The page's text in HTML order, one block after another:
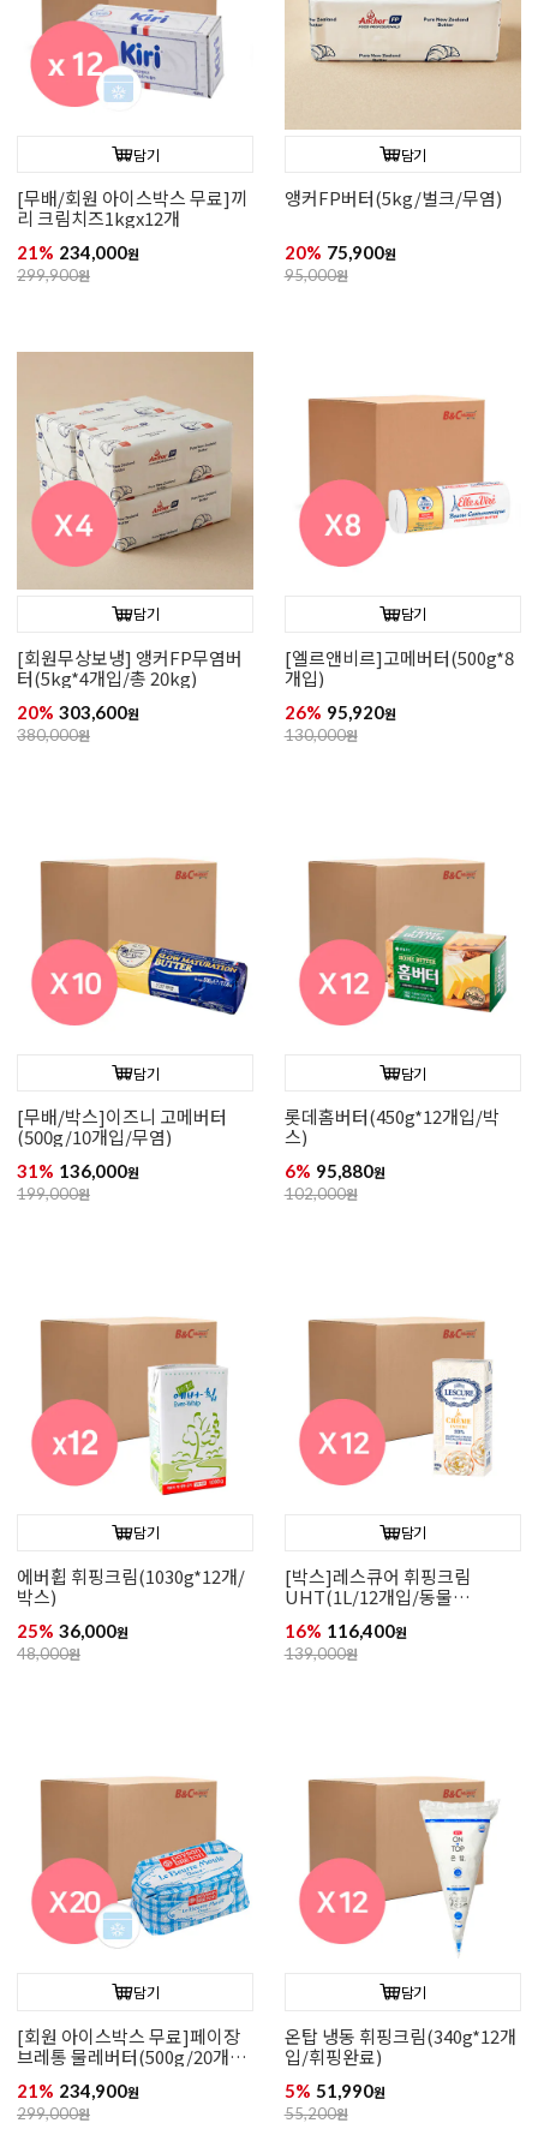
담기
[무배/회원 아이스박스 무료]끼
리 크림치즈1kgx12개
21% 234,000원
299,900원
담기
앵커FP버터(5kg/벌크/무염)
20% 75,900원
95,000원
담기
[회원무상보냉] 앵커FP무염버
터(5kg*4개입/총 20kg)
20% 303,600원
380,000원
담기
[엘르앤비르]고메버터(500g*8
개입)
26% 95,920원
130,000원
담기
[무배/박스]이즈니 고메버터
(500g/10개입/무염)
31% 136,000원
199,000원
담기
롯데홈버터(450g*12개입/박
스)
6% 95,880원
102,000원
담기
에버휩 휘핑크림(1030g*12개/
박스)
25% 36,000원
48,000원
담기
[박스]레스큐어 휘핑크림
UHT(1L/12개입/동물
16% 116,400원
139,000원
담기
[회원 아이스박스 무료]페이장
브레통 물레버터(500g/20개입/
21% 234,900원
299,000원
담기
온탑 냉동 휘핑크림(340g*12개
입/휘핑완료)
5% 51,990원
55,200원